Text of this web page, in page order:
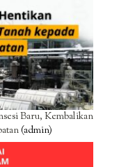
Baru, Kembalikan
(admin)